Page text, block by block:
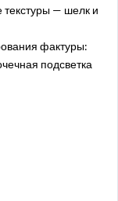
текстуры — шелк и
фактуры:
подсветка